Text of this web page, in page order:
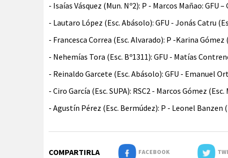
- Isaías Vásquez (Mun. Nº2): P - Marcos Mañao: GFU
- Lautaro López (Esc. Abásolo): GFU - Jonás Catru
- Francesca Correa (Esc. Alvarado): P -Karina Gómez
- Nehemías Tora (Esc. Bº1311): GFU - Matías
- Reinaldo Garcete (Esc. Abásolo): GFU - Emanuel
- Ciro García (Esc. SUPA): RSC2 - Marcos Gómez
- Agustín Pérez (Esc. Bermúdez): P - Leonel Banzen
COMPARTIRLA FACEBOOK